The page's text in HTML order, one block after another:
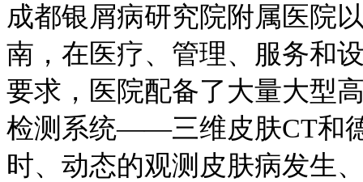
成都银屑病研究院附属医院
南，在医疗、管理、服务和
要求，医院配备了大量大型
检测系统——三维皮肤CT和
时、动态的观测皮肤病发生